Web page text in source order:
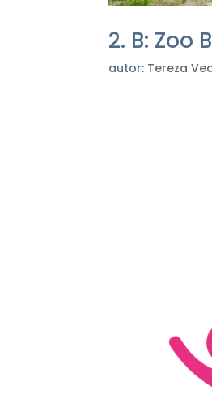
2. B: Zoo
autor: Tereza